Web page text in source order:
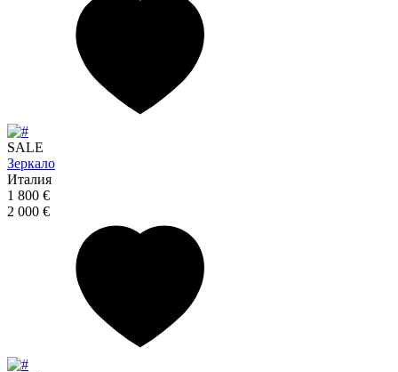
SALE
Зеркало
Италия
1 800 €
2 000 €